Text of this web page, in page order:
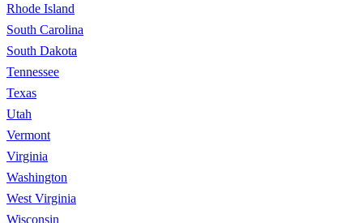
Rhode Island
South Carolina
South Dakota
Tennessee
Texas
Utah
Vermont
Virginia
Washington
West Virginia
Wisconsin